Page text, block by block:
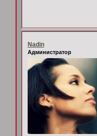
Nadin
Администратор